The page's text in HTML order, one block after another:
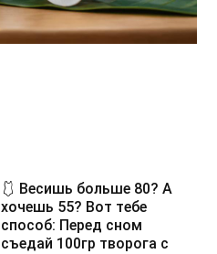
🩱 Весишь больше 80? А
хочешь 55? Вот тебе
способ: Перед сном
съедай 100гр творога с